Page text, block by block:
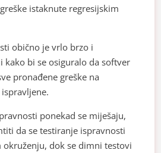
istaknute regresijskim
obično je vrlo brzo i
kako bi se osiguralo da softver
pronađene greške na
ponekad se miješaju,
da se testiranje ispravnosti
dok se dimni testovi